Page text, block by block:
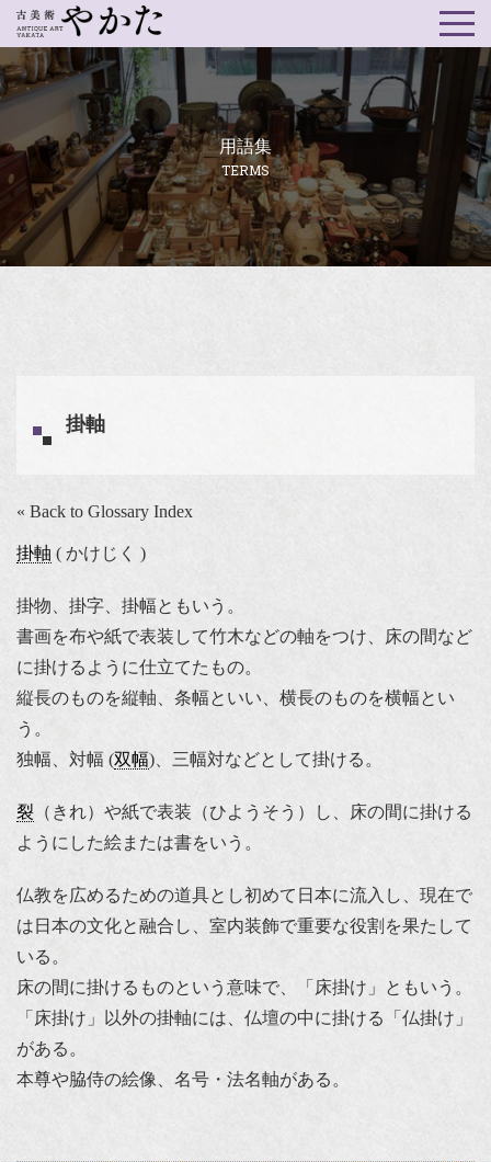
用語集
TERMS
掛軸
« Back to Glossary Index
掛軸 ( かけじく )
掛物、掛字、掛幅ともいう。
書画を布や紙で表装して竹木などの軸をつけ、床の間など
に掛けるように仕立てたもの。
縦長のものを縦軸、条幅といい、横長のものを横幅とい
う。
独幅、対幅 (双幅)、三幅対などとして掛ける。
裂 （きれ）や紙で表装（ひようそう）し、床の間に掛ける
ようにした絵または書をいう。
仏教を広めるための道具とし初めて日本に流入し、現在で
は日本の文化と融合し、室内装飾で重要な役割を果たして
いる。
床の間に掛けるものという意味で、「床掛け」ともいう。
「床掛け」以外の掛軸には、仏壇の中に掛ける「仏掛け」
がある。
本尊や脇侍の絵像、名号・法名軸がある。